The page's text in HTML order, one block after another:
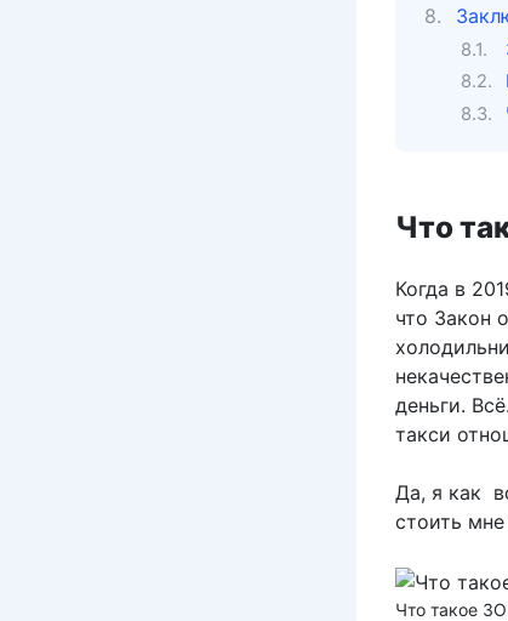
Что
Когда в
что Закон
деньги.
такси
Да, я как
стоить
Что такое